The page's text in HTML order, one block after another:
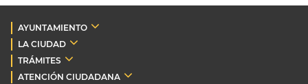
AYUNTAMIENTO
LA CIUDAD
TRÁMITES
ATENCIÓN CIUDADANA